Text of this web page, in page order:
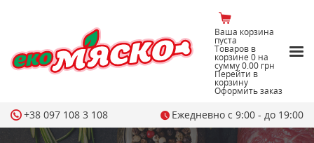
+38 097 108 3 108 Ежедневно с 9:00 - до 19:00
Ваша корзина
пуста
Товаров в
корзине0 на
сумму0.00 грн
Перейти в
корзину
Оформить заказ